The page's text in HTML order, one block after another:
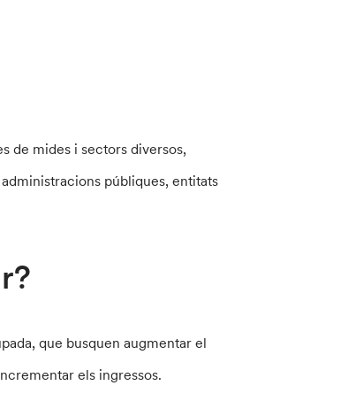
de mides i sectors diversos,
públiques, entitats
que busquen augmentar el
els ingressos.